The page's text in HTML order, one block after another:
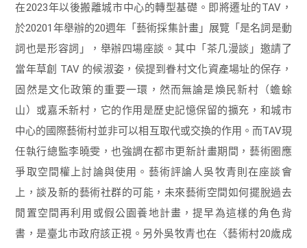
在2023年以後搬離城市中心的轉型基礎。即將遷址的TAV，
於20201年舉辦的20週年「藝術採集計畫」展覽「是名詞是動
詞也是形容詞」，舉辦四場座談。其中「茶几漫談」邀請了
當年草創 TAV 的候淑姿，侯提到眷村文化資產場址的保存，
固然是文化政策的重要一環，然而無論是煥民新村（蟾蜍
山）或嘉禾新村，它的作用是歷史記憶保留的擴充，和城市
中心的國際藝術村並非可以相互取代或交換的作用。而TAV現
任執行總監李曉雯，也強調在都市更新計畫期間，藝術圈應
爭取空間權上討論與使用。藝術評論人吳牧青則在座談會
上，談及新的藝術社群的可能，未來藝術空間如何擺脫過去
閒置空間再利用或假公園養地計畫，提早為這樣的角色背
書，是臺北市政府該正視。另外吳牧青也在〈藝術村20歲成